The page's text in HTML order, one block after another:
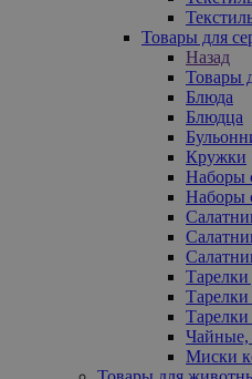
Товары для
Назад
Товары
Блюда
Блюдца
Кружки
Наборы
Наборы
Тарелки
Миски